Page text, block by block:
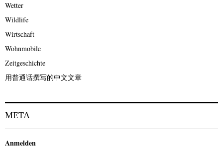
Wetter
Wildlife
Wirtschaft
Wohnmobile
Zeitgeschichte
用普通话撰写的中文文章
META
Anmelden